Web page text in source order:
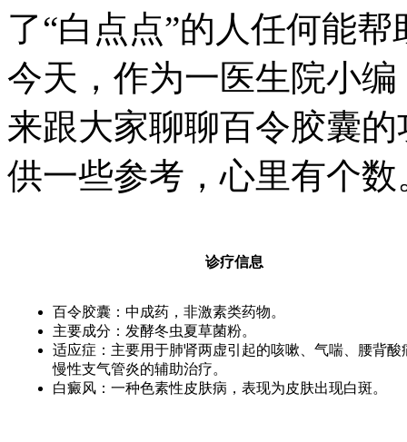
了“白点点”的人任何能
今天，作为一医生院小
来跟大家聊聊百令胶囊
供一些参考，心里有个数
诊疗信息
百令胶囊：中成药，非激素类药物。
主要成分：发酵冬虫夏草菌粉。
适应症：主要用于肺肾两虚引起的咳嗽、气喘、腰背酸
慢性支气管炎的辅助治疗。
白癜风：一种色素性皮肤病，表现为皮肤出现白斑。